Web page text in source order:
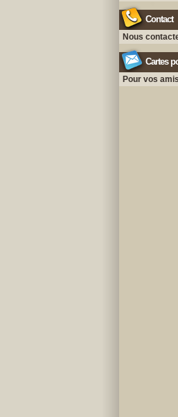
Contact
Nous
Cartes
Pour vos amis